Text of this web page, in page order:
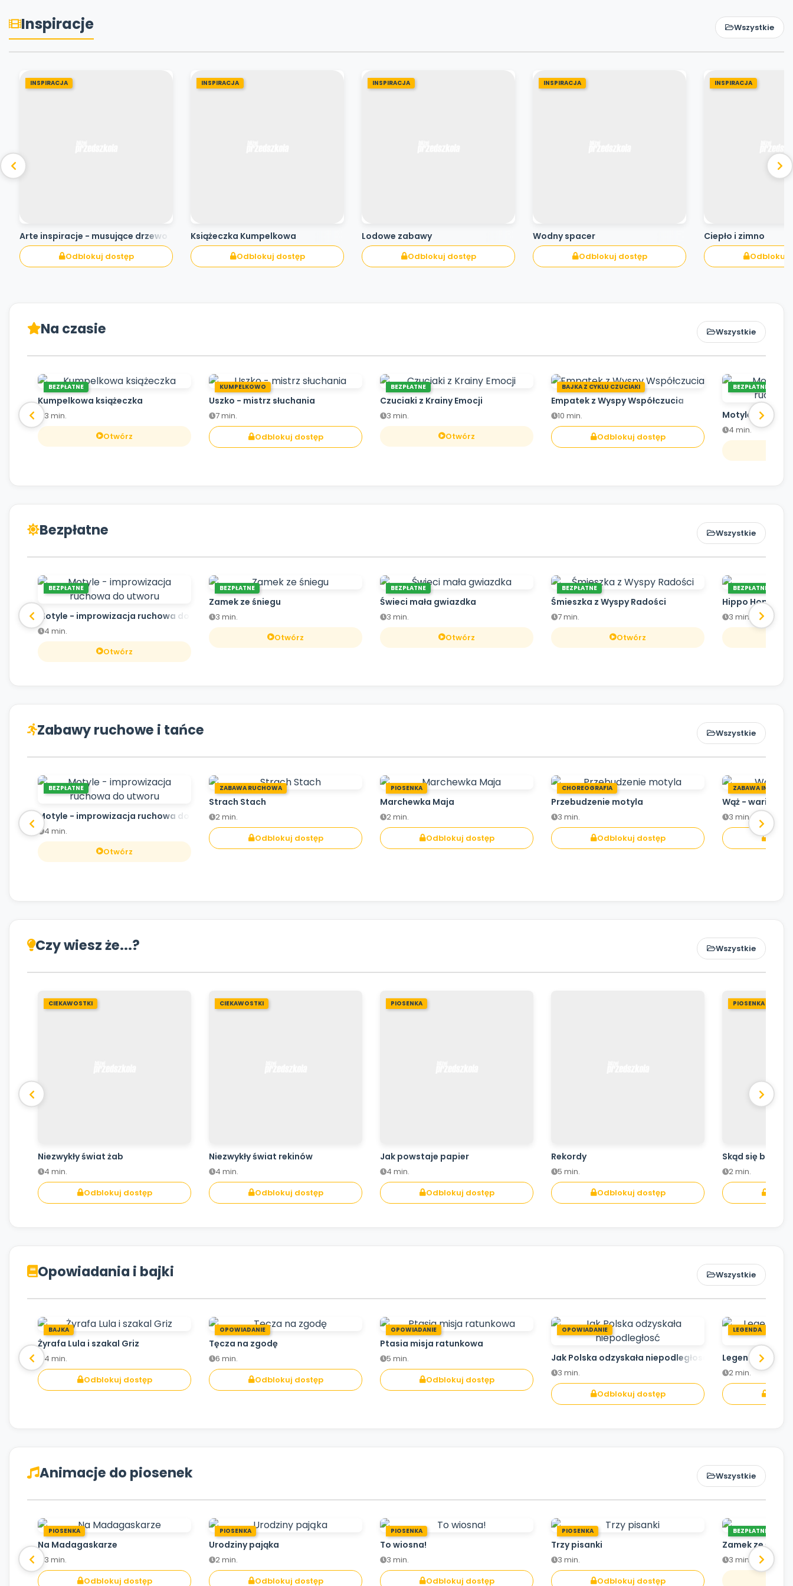
Inspiracje Wszystkie
INSPIRACJA
Arte inspiracje - musujące drzewo
Odblokuj dostęp
INSPIRACJA
Książeczka Kumpelkowa
Odblokuj dostęp
INSPIRACJA
Lodowe zabawy
Odblokuj dostęp
INSPIRACJA
Wodny spacer
Odblokuj dostęp
INSPIRACJA
Ciepło i zimno
Odblokuj
Na czasie Wszystkie
BEZPŁATNE
Kumpelkowa książeczka
3 min.
Otwórz
KUMPELKOWO
Uszko - mistrz słuchania
7 min.
Odblokuj dostęp
BEZPŁATNE
Czuciaki z Krainy Emocji
3 min.
Otwórz
BAJKA Z CYKLU CZUCIAKI
Empatek z Wyspy Współczucia
10 min.
Odblokuj dostęp
BEZPŁATNE
Motyle -
4 min.
Bezpłatne Wszystkie
BEZPŁATNE
Motyle - improwizacja ruchowa do utworu
4 min.
Otwórz
BEZPŁATNE
Zamek ze śniegu
3 min.
Otwórz
BEZPŁATNE
Świeci mała gwiazdka
3 min.
Otwórz
BEZPŁATNE
Śmieszka z Wyspy Radości
7 min.
Otwórz
BEZPŁATNE
Hippo Hop
3 min.
Zabawy ruchowe i tańce Wszystkie
BEZPŁATNE
Motyle - improwizacja ruchowa do utworu
4 min.
Otwórz
ZABAWA RUCHOWA
Strach Stach
2 min.
Odblokuj dostęp
PIOSENKA
Marchewka Maja
2 min.
Odblokuj dostęp
CHOREOGRAFIA
Przebudzenie motyla
3 min.
Odblokuj dostęp
ZABAWA
Wąż - wariant
3 min.
Czy wiesz że...? Wszystkie
CIEKAWOSTKI
Niezwykły świat żab
4 min.
Odblokuj dostęp
CIEKAWOSTKI
Niezwykły świat rekinów
4 min.
Odblokuj dostęp
PIOSENKA
Jak powstaje papier
4 min.
Odblokuj dostęp
Rekordy
5 min.
Odblokuj dostęp
PIOSENKA
Skąd się bierze
2 min.
Opowiadania i bajki Wszystkie
BAJKA
Żyrafa Lula i szakal Griz
4 min.
Odblokuj dostęp
OPOWIADANIE
Tęcza na zgodę
6 min.
Odblokuj dostęp
OPOWIADANIE
Ptasia misja ratunkowa
5 min.
Odblokuj dostęp
OPOWIADANIE
Jak Polska odzyskała niepodległosć
3 min.
Odblokuj dostęp
LEGENDA
Legenda o
2 min.
Animacje do piosenek Wszystkie
PIOSENKA
Na Madagaskarze
3 min.
Odblokuj dostęp
PIOSENKA
Urodziny pająka
2 min.
Odblokuj dostęp
PIOSENKA
To wiosna!
3 min.
Odblokuj dostęp
PIOSENKA
Trzy pisanki
3 min.
Odblokuj dostęp
BEZPŁATNE
Zamek ze
3 min.